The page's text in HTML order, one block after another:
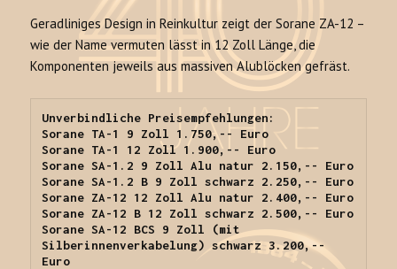
Geradliniges Design in Reinkultur zeigt der Sorane ZA-12 –
wie der Name vermuten lässt in 12 Zoll Länge, die
Komponenten jeweils aus massiven Alublöcken gefräst.
Unverbindliche Preisempfehlungen:
Sorane TA-1 9 Zoll 1.750,-- Euro
Sorane TA-1 12 Zoll 1.900,-- Euro
Sorane SA-1.2 9 Zoll Alu natur 2.150,-- Euro
Sorane SA-1.2 B 9 Zoll schwarz 2.250,-- Euro
Sorane ZA-12 12 Zoll Alu natur 2.400,-- Euro
Sorane ZA-12 B 12 Zoll schwarz 2.500,-- Euro
Sorane SA-12 BCS 9 Zoll (mit
Silberinnenverkabelung) schwarz 3.200,--
Euro